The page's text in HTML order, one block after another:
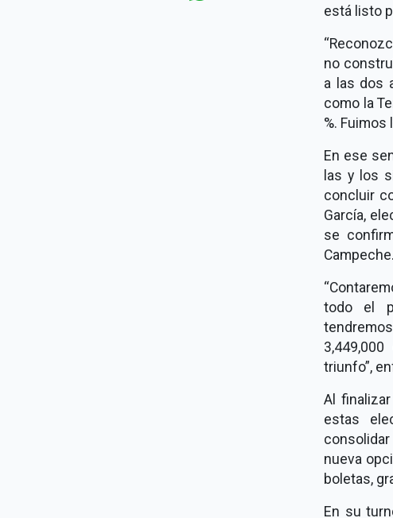
está listo
no
a las dos
como la
%.
En ese
las y los
concluir
García,
se
Campeche.
todo el
triunfo”,
Al
estas
nueva
boletas,
En su